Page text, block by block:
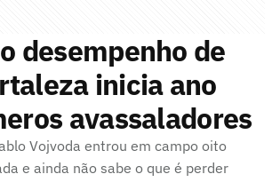
desempenho de
inicia ano
avassaladores
Vojvoda entrou em campo oito
e ainda não sabe o que é perder